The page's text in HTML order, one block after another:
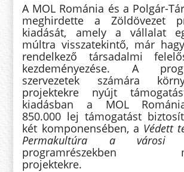
A MOL Románia és a Polgár-
meghirdette a Zöldövezet
kiadását, amely a vállalat
múltra visszatekintő, már
rendelkező társadalmi
kezdeményezése. A
szervezetek számára
projektekre nyújt
kiadásban a MOL
850.000 lej támogatást
két komponensében, a Védett
Permakultúra a városi
programrészekben
projektekre.